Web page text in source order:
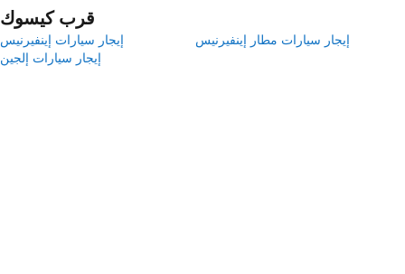
قرب كيسوك
إيجار سيارات إينفيرنيس
إيجار سيارات مطار إينفيرنيس
إيجار سيارات إلجين